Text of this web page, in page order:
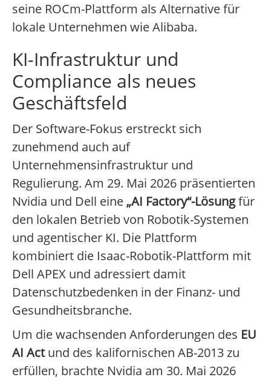
seine ROCm-Plattform als Alternative für
lokale Unternehmen wie Alibaba.
KI-Infrastruktur und
Compliance als neues
Geschäftsfeld
Der Software-Fokus erstreckt sich
zunehmend auch auf
Unternehmensinfrastruktur und
Regulierung. Am 29. Mai 2026 präsentierten
Nvidia und Dell eine „AI Factory“-Lösungfür
den lokalen Betrieb von Robotik-Systemen
und agentischer KI. Die Plattform
kombiniert die Isaac-Robotik-Plattform mit
Dell APEX und adressiert damit
Datenschutzbedenken in der Finanz- und
Gesundheitsbranche.
Um die wachsenden Anforderungen des EU
AI Actund des kalifornischen AB-2013 zu
erfüllen, brachte Nvidia am 30. Mai 2026